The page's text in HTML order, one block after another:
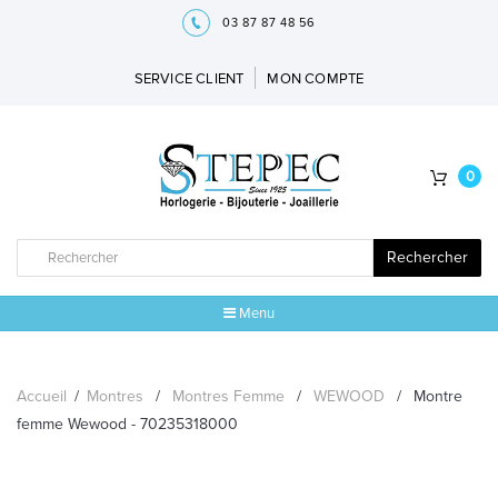
03 87 87 48 56
SERVICE CLIENT MON COMPTE
Rechercher
0
Menu
MARQUES
Accueil / Montres / Montres Femme / WEWOOD /
Montre
femme Wewood - 70235318000